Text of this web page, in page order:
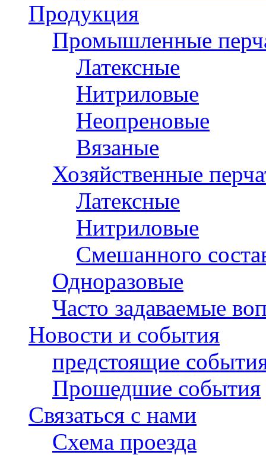
Продукция
Промышленные
Латексные
Нитриловые
Неопреновые
Вязаные
Хозяйственные
Латексные
Нитриловые
Смешанного
Одноразовые
Часто задаваемые
Новости и события
предстоящие
Прошедшие события
Связаться с нами
Схема проезда